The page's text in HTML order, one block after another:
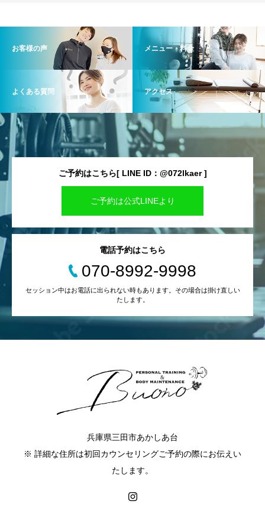
お客様の声 メニュー・料金
よくある質問 アクセス
ご予約はこちら[ LINE ID：@072lkaer ]
ご予約は公式LINEより
電話予約はこちら
070-8992-9998
セッション中はお電話に出られない時もあります。その場合は掛け直しい
たします。
兵庫県三田市あかしあ台
※ 詳細な住所は初回カウンセリングご予約の際にお伝えい
たします。